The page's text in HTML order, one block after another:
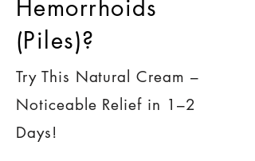
Hemorrhoids
(Piles)?
Try This Natural Cream –
Noticeable Relief in 1–2
Days!